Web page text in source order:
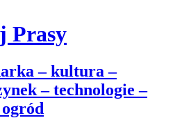
Prasy
– kultura –
– technologie –